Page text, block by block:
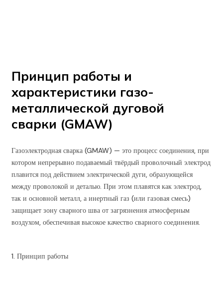
Принцип работы и
характеристики газо-
металлической дуговой
сварки (GMAW)
Газоэлектродная сварка (GMAW) — это процесс соединения, при
котором непрерывно подаваемый твёрдый проволочный электрод
плавится под действием электрической дуги, образующейся
между проволокой и деталью. При этом плавятся как электрод,
так и основной металл, а инертный газ (или газовая смесь)
защищает зону сварного шва от загрязнения атмосферным
воздухом, обеспечивая высокое качество сварного соединения.
1. Принцип работы